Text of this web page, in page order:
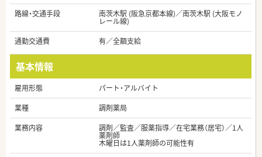
路線・交通手段 南茨木駅 (阪急京都本線)／南茨木駅 (大阪モノ
レール線)
通勤交通費
有／全額支給
基本情報
雇用形態
パート・アルバイト
業種
調剤薬局
業務内容
調剤／監査／服薬指導／在宅業務（居宅）／1人
薬剤師
木曜日は1人薬剤師の可能性有